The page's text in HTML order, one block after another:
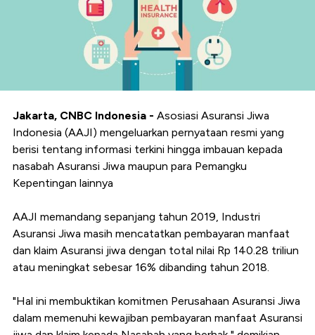
Jakarta, CNBC Indonesia - Asosiasi Asuransi Jiwa
Indonesia (AAJI) mengeluarkan pernyataan resmi yang
berisi tentang informasi terkini hingga imbauan kepada
nasabah Asuransi Jiwa maupun para Pemangku
Kepentingan lainnya
AAJI memandang sepanjang tahun 2019, Industri
Asuransi Jiwa masih mencatatkan pembayaran manfaat
dan klaim Asuransi jiwa dengan total nilai Rp 140.28 triliun
atau meningkat sebesar 16% dibanding tahun 2018.
"Hal ini membuktikan komitmen Perusahaan Asuransi Jiwa
dalam memenuhi kewajiban pembayaran manfaat Asuransi